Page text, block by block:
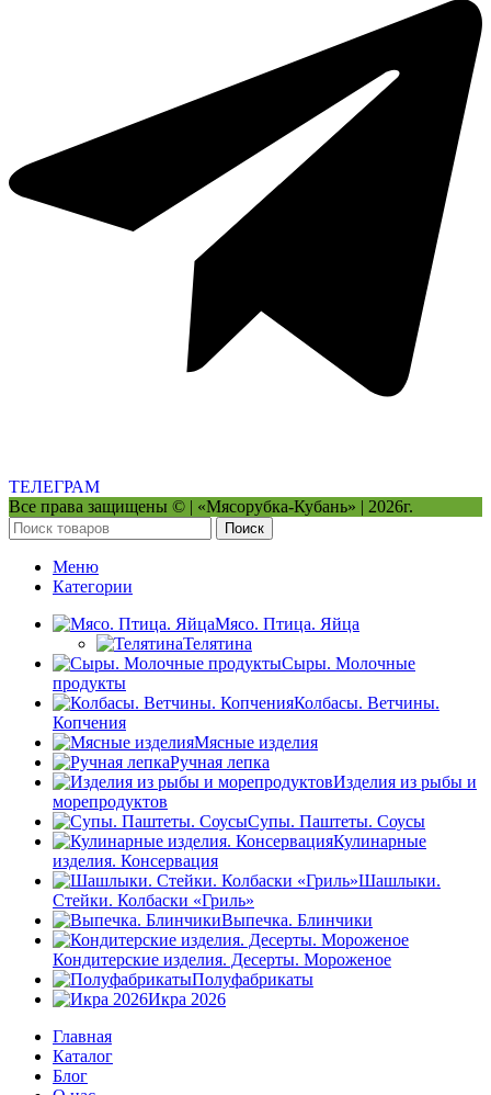
ТЕЛЕГРАМ
Все права защищены © | «Мясорубка-Кубань» | 2026г.
Поиск
Меню
Категории
Мясо. Птица. Яйца
Телятина
Сыры. Молочные
продукты
Колбасы. Ветчины.
Копчения
Мясные изделия
Ручная лепка
Изделия из рыбы и
морепродуктов
Супы. Паштеты. Соусы
Кулинарные
изделия. Консервация
Шашлыки.
Стейки. Колбаски «Гриль»
Выпечка. Блинчики
Кондитерские изделия. Десерты. Мороженое
Полуфабрикаты
Икра 2026
Главная
Каталог
Блог